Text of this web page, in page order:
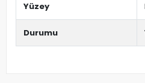
Yüzey
Durumu